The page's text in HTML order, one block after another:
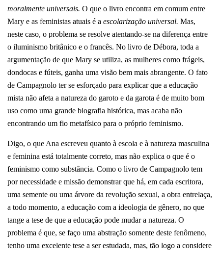
moralmente universais. O que o livro encontra em comum entre
Mary e as feministas atuais é a escolarização universal. Mas,
neste caso, o problema se resolve atentando-se na diferença entre
o iluminismo britânico e o francês. No livro de Débora, toda a
argumentação de que Mary se utiliza, as mulheres como frágeis,
dondocas e fúteis, ganha uma visão bem mais abrangente. O fato
de Campagnolo ter se esforçado para explicar que a educação
mista não afeta a natureza do garoto e da garota é de muito bom
uso como uma grande biografia histórica, mas acaba não
encontrando um fio metafísico para o próprio feminismo.
Digo, o que Ana escreveu quanto à escola e à natureza masculina
e feminina está totalmente correto, mas não explica o que é o
feminismo como substância. Como o livro de Campagnolo tem
por necessidade e missão demonstrar que há, em cada escritora,
uma semente ou uma árvore da revolução sexual, a obra entrelaça,
a todo momento, a educação com a ideologia de gênero, no que
tange a tese de que a educação pode mudar a natureza. O
problema é que, se faço uma abstração somente deste fenômeno,
tenho uma excelente tese a ser estudada, mas, tão logo a considere